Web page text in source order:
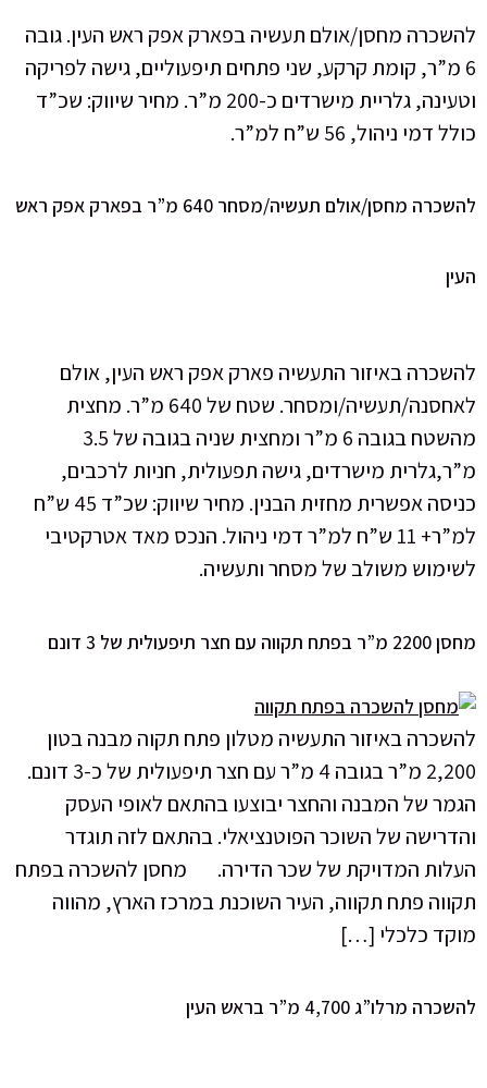
להשכרה מחסן/אולם תעשיה בפארק אפק ראש העין. גובה
6 מ”ר, קומת קרקע, שני פתחים תיפעוליים, גישה לפריקה
וטעינה, גלריית מישרדים כ-200 מ”ר. מחיר שיווק: שכ”ד
כולל דמי ניהול, 56 ש”ח למ”ר.
להשכרה מחסן/אולם תעשיה/מסחר 640 מ”ר בפארק אפק ראש
העין
להשכרה באיזור התעשיה פארק אפק ראש העין, אולם
לאחסנה/תעשיה/ומסחר. שטח של 640 מ”ר. מחצית
מהשטח בגובה 6 מ”ר ומחצית שניה בגובה של 3.5
מ”ר,גלרית מישרדים, גישה תפעולית, חניות לרכבים,
כניסה אפשרית מחזית הבנין. מחיר שיווק: שכ”ד 45 ש”ח
למ”ר+ 11 ש”ח למ”ר דמי ניהול. הנכס מאד אטרקטיבי
לשימוש משולב של מסחר ותעשיה.
מחסן 2200 מ”ר בפתח תקווה עם חצר תיפעולית של 3 דונם
להשכרה באיזור התעשיה מטלון פתח תקוה מבנה בטון
2,200 מ”ר בגובה 4 מ”ר עם חצר תיפעולית של כ-3 דונם.
הגמר של המבנה והחצר יבוצעו בהתאם לאופי העסק
והדרישה של השוכר הפוטנציאלי. בהתאם לזה תוגדר
העלות המדויקת של שכר הדירה. מחסן להשכרה בפתח
תקווה פתח תקווה, העיר השוכנת במרכז הארץ, מהווה
מוקד כלכלי […]
להשכרה מרלו”ג 4,700 מ”ר בראש העין